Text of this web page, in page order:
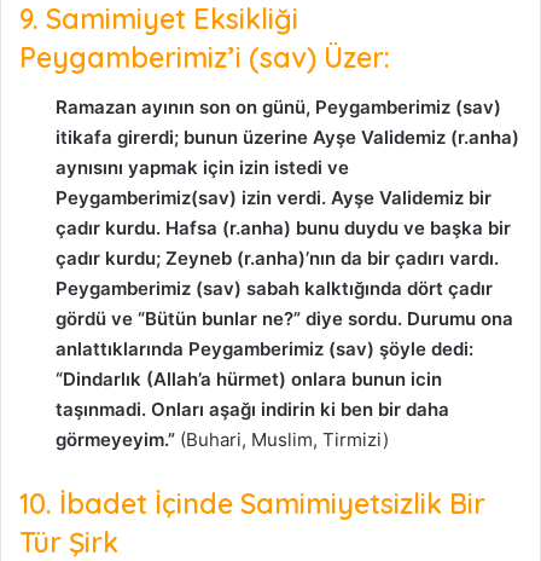
9. Samimiyet Eksikliği
Peygamberimiz’i (sav) Üzer:
Ramazan ayının son on günü, Peygamberimiz (sav)
itikafa girerdi; bunun üzerine Ayşe Validemiz (r.anha)
aynısını yapmak için izin istedi ve
Peygamberimiz(sav) izin verdi. Ayşe Validemiz bir
çadır kurdu. Hafsa (r.anha) bunu duydu ve başka bir
çadır kurdu; Zeyneb (r.anha)’nın da bir çadırı vardı.
Peygamberimiz (sav) sabah kalktığında dört çadır
gördü ve “Bütün bunlar ne?” diye sordu. Durumu ona
anlattıklarında Peygamberimiz (sav) şöyle dedi:
“Dindarlık (Allah’a hürmet) onlara bunun icin
taşınmadi. Onları aşağı indirin ki ben bir daha
görmeyeyim.” (Buhari, Muslim, Tirmizi)
10. İbadet İçinde Samimiyetsizlik Bir
Tür Şirk